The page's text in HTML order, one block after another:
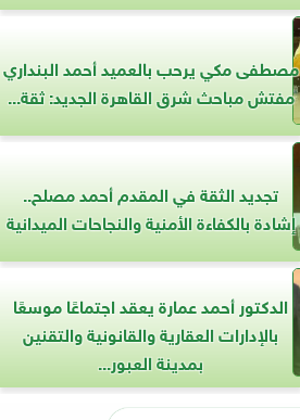
مصطفى مكي يرحب بالعميد أحمد البنداري
مفتش مباحث شرق القاهرة الجديد: ثقة...
تجديد الثقة في المقدم أحمد مصلح..
إشادة بالكفاءة الأمنية والنجاحات الميدانية
الدكتور أحمد عمارة يعقد اجتماعًا موسعًا
بالإدارات العقارية والقانونية والتقنين
بمدينة العبور...